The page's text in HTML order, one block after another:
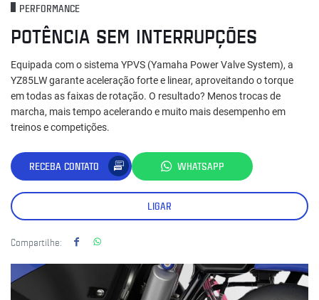
PERFORMANCE
POTÊNCIA SEM INTERRUPÇÕES
Equipada com o sistema YPVS (Yamaha Power Valve System), a
YZ85LW garante aceleração forte e linear, aproveitando o torque
em todas as faixas de rotação. O resultado? Menos trocas de
marcha, mais tempo acelerando e muito mais desempenho em
treinos e competições.
RECEBA CONTATO WHATSAPP
LIGAR
Compartilhe: